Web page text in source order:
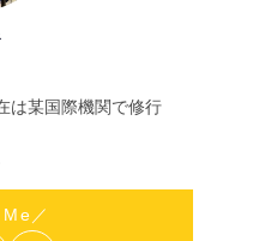
は某国際機関で修行